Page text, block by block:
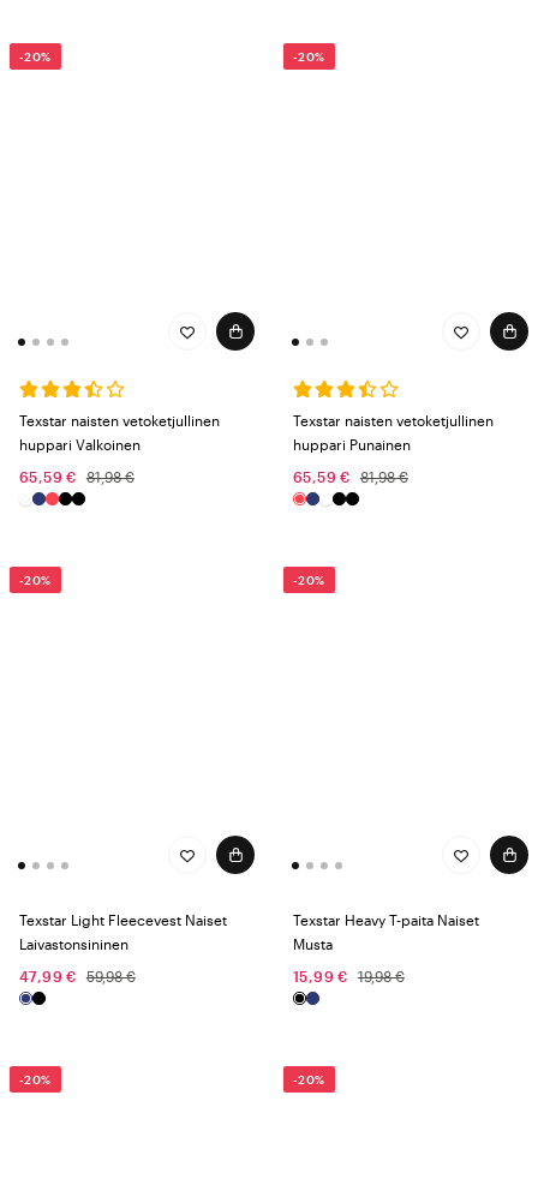
-20%
Texstar naisten vetoketjullinen
huppari Valkoinen
65,59 €
81,98 €
-20%
Texstar naisten vetoketjullinen
huppari Punainen
65,59 €
81,98 €
-20%
Texstar Light Fleecevest Naiset
Laivastonsininen
47,99 €
59,98 €
-20%
Texstar Heavy T-paita Naiset
Musta
15,99 €
19,98 €
-20% -20%